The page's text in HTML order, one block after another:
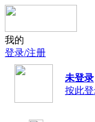
我的
登录/注册
未登录
按此